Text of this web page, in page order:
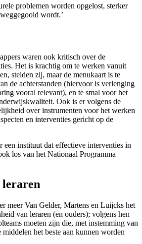
problemen worden opgelost, sterker
wordt.’
waren ook kritisch over de
Het is krachtig om te werken vanuit
stelden zij, maar de menukaart is te
de achterstanden (hiervoor is verlenging
vooral relevant), en te smal voor het
Ook is er volgens de
over instrumenten voor het werken
en interventies gericht op de
instituut dat effectieve interventies in
los van het Nationaal Programma
meer Van Gelder, Martens en Luijcks het
van leraren (en ouders); volgens hen
moeten zijn die, met instemming van
het beste aan kunnen worden